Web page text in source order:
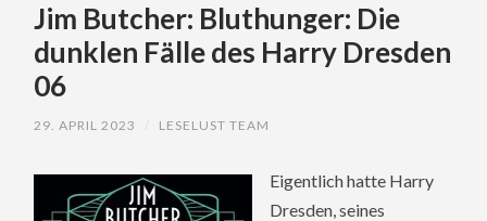
CONTENT
Jim Butcher: Bluthunger: Die
dunklen Fälle des Harry Dresden
06
29. APRIL 2023 LESELUST TEAM
Eigentlich hatte Harry
Dresden, seines